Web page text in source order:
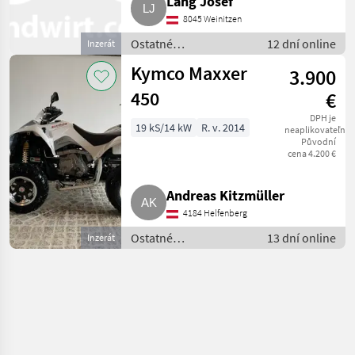
Inzerát
8045 Weinitzen
Ostatné
poľnohospodárske
silové stroje / ATV /
UTV / Quad
12 dní online
Inzerát
Kymco Maxxer
450
3.900
€
DPH je
neaplikovateľné
Původní
cena 4.200 €
19 kS/14 kW R. v. 2014
Andreas Kitzmüller
4184 Helfenberg
Ostatné
poľnohospodárske
13 dní online